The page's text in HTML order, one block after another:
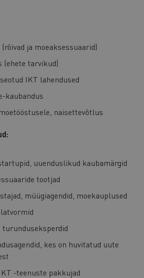
ja moeaksessuaarid)
(ehete tarvikud)
IKT lahendused
kaubandus
naisettevõtlus
uuenduslikud kaubamärgid
tootjad
müügiagendid, moekauplused
turunduseksperdid
kes on huvitatud uute
-teenuste pakkujad